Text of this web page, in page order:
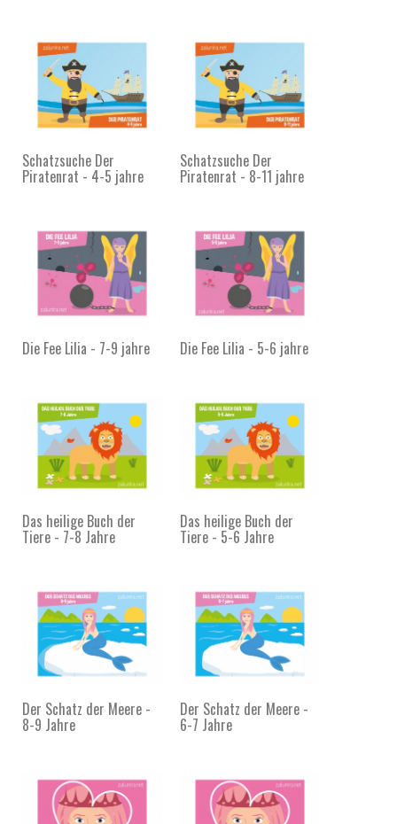
Schatzsuche Der
Piratenrat - 4-5 jahre
Schatzsuche Der
Piratenrat - 8-11 jahre
Die Fee Lilia - 7-9 jahre Die Fee Lilia - 5-6 jahre
Das heilige Buch der
Tiere - 7-8 Jahre
Das heilige Buch der
Tiere - 5-6 Jahre
Der Schatz der Meere -
8-9 Jahre
Der Schatz der Meere -
6-7 Jahre